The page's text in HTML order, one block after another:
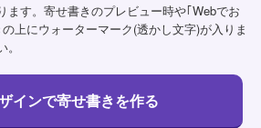
ます。寄せ書きのプレビュー時や｢Webでお
上にウォーターマーク(透かし文字)が入りま